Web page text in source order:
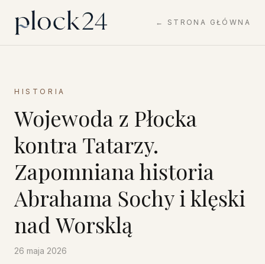
← STRONA GŁÓWNA
HISTORIA
Wojewoda z Płocka
kontra Tatarzy.
Zapomniana historia
Abrahama Sochy i klęski
nad Worsklą
26 maja 2026